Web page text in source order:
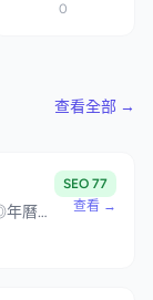
0
查看全部 →
曆◎
型錄
SEO 77
查看 →